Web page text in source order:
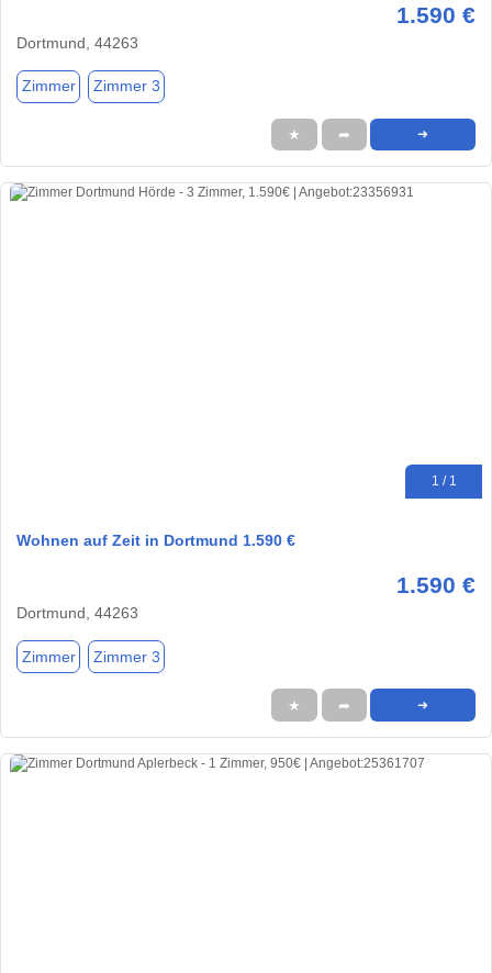
1.590 €
Dortmund, 44263
Zimmer Zimmer 3
★ ➦ ➜
1 / 1
Wohnen auf Zeit in Dortmund 1.590 €
1.590 €
Dortmund, 44263
Zimmer Zimmer 3
★ ➦ ➜